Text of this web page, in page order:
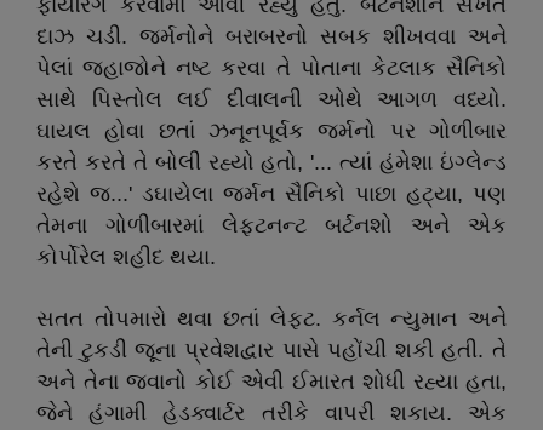
ફાયરિંગ કરવામાં આવી રહ્યું હતું. બર્ટનશોને સખત
દાઝ ચડી. જર્મનોને બરાબરનો સબક શીખવવા અને
પેલાં જહાજોને નષ્ટ કરવા તે પોતાના કેટલાક સૈનિકો
સાથે પિસ્તોલ લઈ દીવાલની ઓથે આગળ વધ્યો.
ઘાયલ હોવા છતાં ઝનૂનપૂર્વક જર્મનો પર ગોળીબાર
કરતે કરતે તે બોલી રહ્યો હતો, '... ત્યાં હંમેશા ઇંગ્લેન્ડ
રહેશે જ...' ડઘાયેલા જર્મન સૈનિકો પાછા હટ્યા, પણ
તેમના ગોળીબારમાં લેફ્ટનન્ટ બર્ટનશો અને એક
કોર્પોરેલ શહીદ થયા.
સતત તોપમારો થવા છતાં લેફ્ટ. કર્નલ ન્યુમાન અને
તેની ટુકડી જૂના પ્રવેશદ્વાર પાસે પહોંચી શકી હતી. તે
અને તેના જવાનો કોઈ એવી ઈમારત શોધી રહ્યા હતા,
જેને હંગામી હેડક્વાર્ટર તરીકે વાપરી શકાય. એક